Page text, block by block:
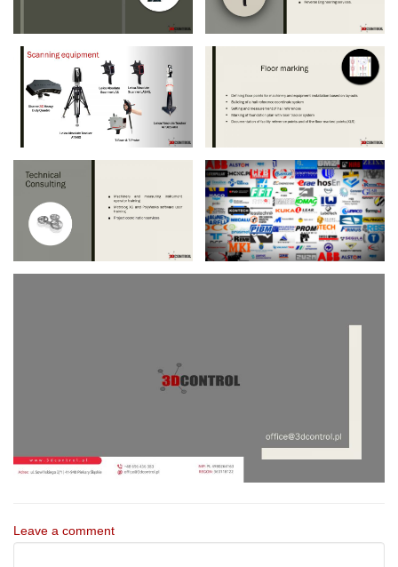
Leave a comment